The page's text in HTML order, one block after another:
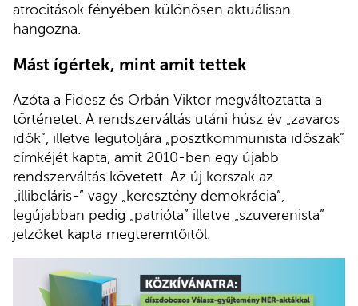
atrocitások fényében különösen aktuálisan
hangozna.
Mást ígértek, mint amit tettek
Azóta a Fidesz és Orbán Viktor megváltoztatta a
történetet. A rendszerváltás utáni húsz év „zavaros
idők”, illetve legutoljára „posztkommunista időszak”
címkéjét kapta, amit 2010-ben egy újabb
rendszerváltás követett. Az új korszak az
„illibeláris-” vagy „keresztény demokrácia”,
legújabban pedig „patrióta” illetve „szuverenista”
jelzőket kapta megteremtőitől.